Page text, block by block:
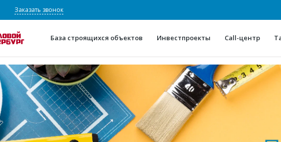
Заказать звонок
База строящихся объектов Инвестпроекты Call-центр
О проекте
Конкурентные